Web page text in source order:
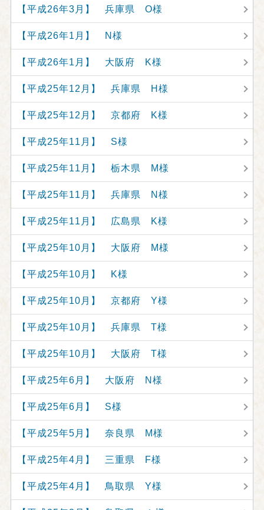
【平成26年3月】 兵庫県 O様
【平成26年1月】 N様
【平成26年1月】 大阪府 K様
【平成25年12月】 兵庫県 H様
【平成25年12月】 京都府 K様
【平成25年11月】 S様
【平成25年11月】 栃木県 M様
【平成25年11月】 兵庫県 N様
【平成25年11月】 広島県 K様
【平成25年10月】 大阪府 M様
【平成25年10月】 K様
【平成25年10月】 京都府 Y様
【平成25年10月】 兵庫県 T様
【平成25年10月】 大阪府 T様
【平成25年6月】 大阪府 N様
【平成25年6月】 S様
【平成25年5月】 奈良県 M様
【平成25年4月】 三重県 F様
【平成25年4月】 鳥取県 Y様